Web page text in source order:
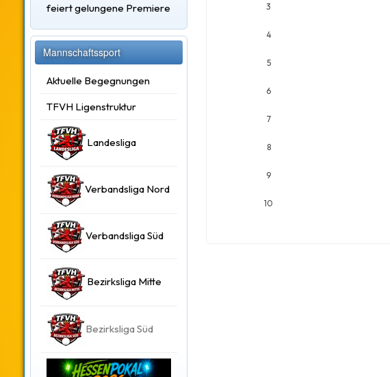
feiert gelungene Premiere
Mannschaftssport
Aktuelle Begegnungen
TFVH Ligenstruktur
Landesliga
Verbandsliga Nord
Verbandsliga Süd
Bezirksliga Mitte
Bezirksliga Süd
3
4
5
6
7
8
9
10